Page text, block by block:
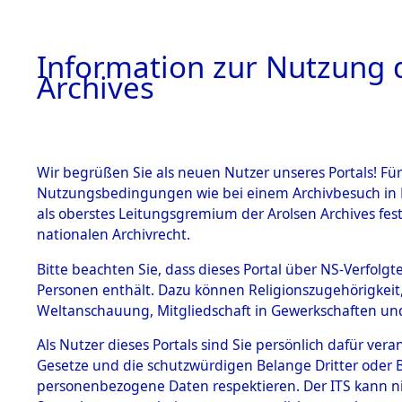
BESTÄNDE
1.
Inhaftierungsdoku
mente
1.2.9 Beim ITS
Effekten
1.2.9.1
Effekten aus
0041
Information zur Nutzung
Archives
Wir begrüßen Sie als neuen Nutzer unseres Portals!
Nutzungsbedingungen wie bei einem Archivbesuch
als oberstes Leitungsgremium der Arolsen Archives
nationalen Archivrecht.
Bitte beachten Sie, dass dieses Portal über NS-
Personen enthält. Dazu können
Weltanschauung, Mitgliedschaft in Gewerkschaften
Als Nutzer dieses Portals sind Sie persönlich dafür
Gesetze und die schutzwürdigen Belange Dritter
personenbezogene Daten respektieren. Der ITS